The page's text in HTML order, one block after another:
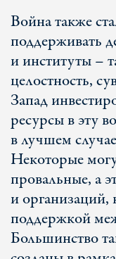
Война также
поддерживать
и институты –
целостность,
Запад
ресурсы в эту
в лучшем
Некоторые
провальные, а
и организаций,
поддержкой
Большинство